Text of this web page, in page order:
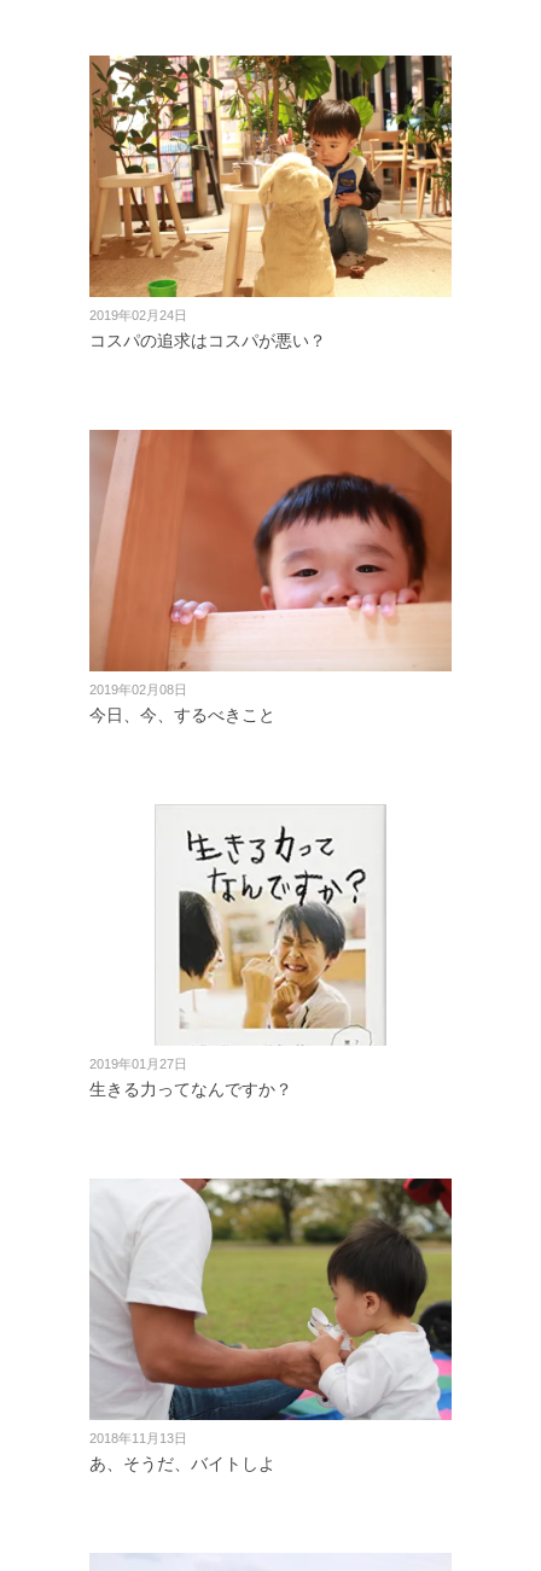
2019年02月24日
コスパの追求はコスパが悪い？
2019年02月08日
今日、今、するべきこと
2019年01月27日
生きる力ってなんですか？
2018年11月13日
あ、そうだ、バイトしよ